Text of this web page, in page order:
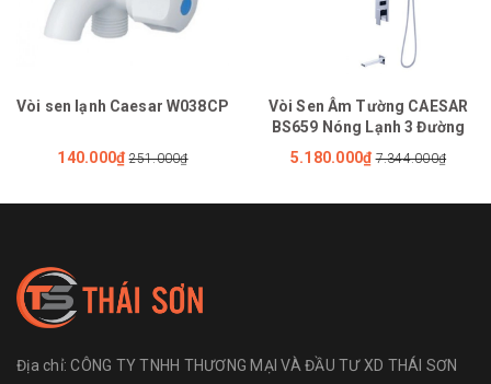
Vòi sen lạnh Caesar W038CP
140.000₫ 251.000₫
Vòi Sen Âm Tường CAESAR
BS659 Nóng Lạnh 3 Đường
5.180.000₫ 7.344.000₫
Địa chỉ:CÔNG TY TNHH THƯƠNG MẠI VÀ ĐẦU TƯ XD THÁI SƠN